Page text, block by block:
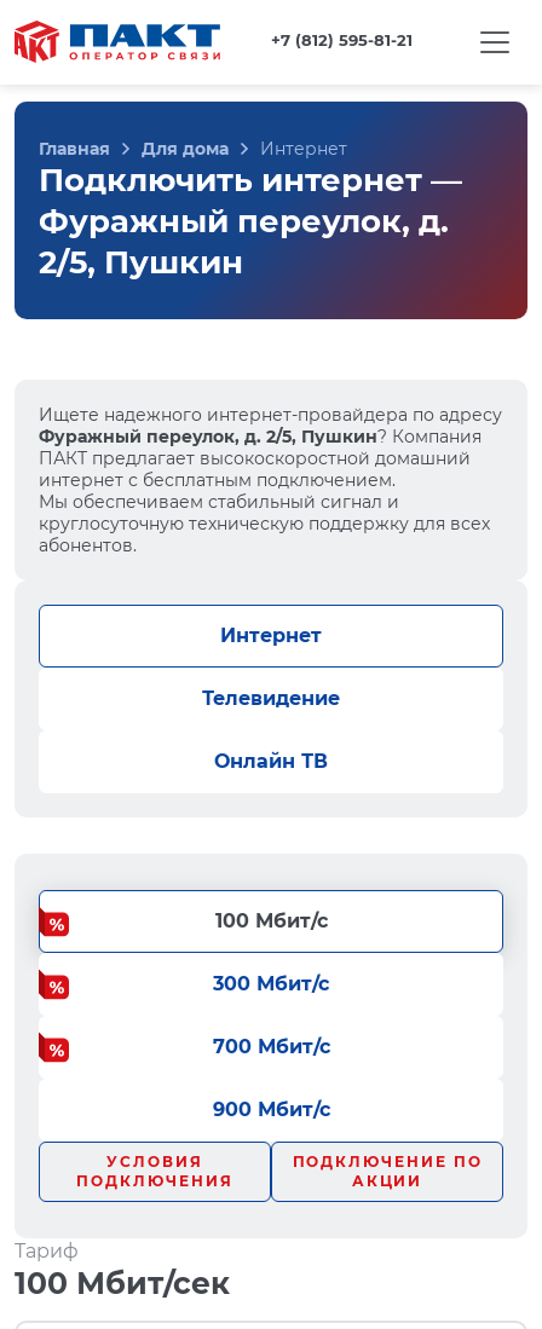
+7 (812) 595-81-21
Главная Для дома Интернет
Подключить интернет —
Фуражный переулок, д.
2/5, Пушкин
Ищете надежного интернет-провайдера по адресу
Фуражный переулок, д. 2/5, Пушкин? Компания
ПАКТ предлагает высокоскоростной домашний
интернет с бесплатным подключением.
Мы обеспечиваем стабильный сигнал и
круглосуточную техническую поддержку для всех
абонентов.
Интернет
Телевидение
Онлайн ТВ
100 Мбит/с
300 Мбит/с
700 Мбит/с
900 Мбит/с
УСЛОВИЯ
ПОДКЛЮЧЕНИЯ
ПОДКЛЮЧЕНИЕ ПО
АКЦИИ
Тариф
100 Мбит/сек